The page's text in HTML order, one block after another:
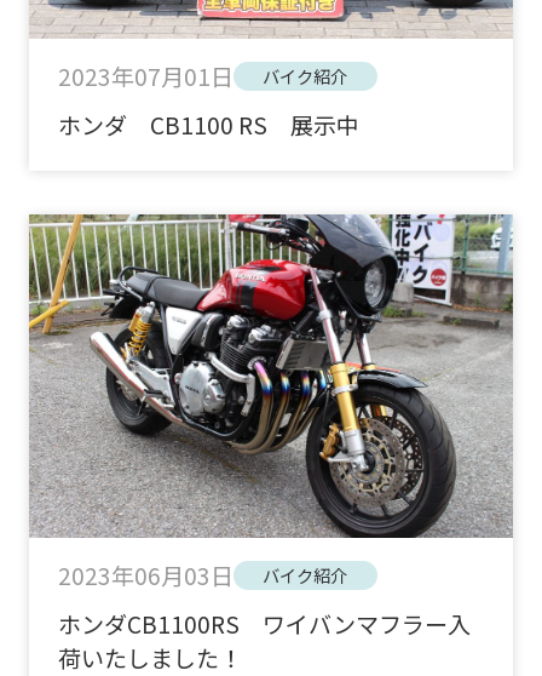
2023年07月01日 バイク紹介
ホンダ CB1100 RS 展示中
2023年06月03日 バイク紹介
ホンダCB1100RS ワイバンマフラー入
荷いたしました！